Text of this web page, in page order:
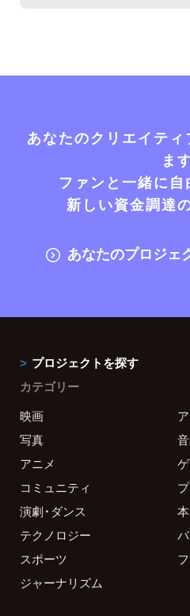
あなたのクリエイテ
ま
ファンと一緒に
新しい資金調達
あなたのプロジェ
プロジェクトを探す
カテゴリー
映画
写真
アニメ
コミュニティ
演劇・ダンス
本
テクノロジー
スポーツ
ジャーナリズム